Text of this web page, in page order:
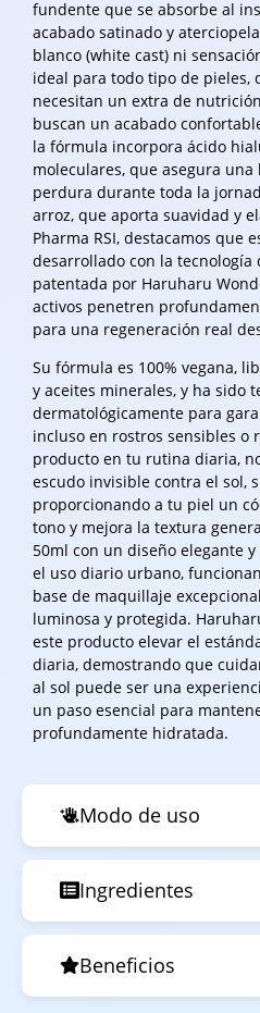
Modo de uso
Ingredientes
Beneficios
fundente que se absorbe al
acabado satinado y
blanco (white cast) ni
ideal para todo tipo de pieles,
necesitan un extra de
buscan un acabado
la fórmula incorpora ácido
moleculares, que asegura
perdura durante toda la
arroz, que aporta suavidad y
Pharma RSI, destacamos que
desarrollado con la tecnología
patentada por Haruharu
activos penetren
para una regeneración real
Su fórmula es 100% vegana,
y aceites minerales, y ha sido
dermatológicamente para
incluso en rostros sensibles o
producto en tu rutina diaria,
escudo invisible contra el sol,
proporcionando a tu piel un
tono y mejora la textura
50ml con un diseño elegante
el uso diario urbano,
base de maquillaje
luminosa y protegida.
este producto elevar el
diaria, demostrando que
al sol puede ser una
un paso esencial para
profundamente hidratada.